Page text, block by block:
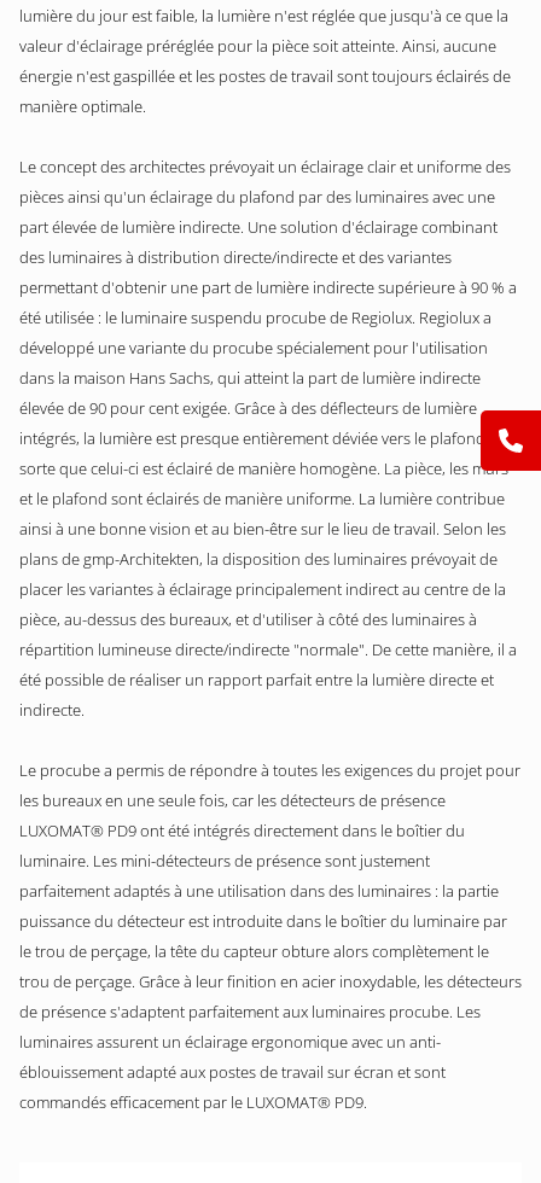
lumière du jour est faible, la lumière n'est réglée que jusqu'à ce que la
valeur d'éclairage préréglée pour la pièce soit atteinte. Ainsi, aucune
énergie n'est gaspillée et les postes de travail sont toujours éclairés de
manière optimale.
Le concept des architectes prévoyait un éclairage clair et uniforme des
pièces ainsi qu'un éclairage du plafond par des luminaires avec une
part élevée de lumière indirecte. Une solution d'éclairage combinant
des luminaires à distribution directe/indirecte et des variantes
permettant d'obtenir une part de lumière indirecte supérieure à 90 % a
été utilisée : le luminaire suspendu procube de Regiolux. Regiolux a
développé une variante du procube spécialement pour l'utilisation
dans la maison Hans Sachs, qui atteint la part de lumière indirecte
élevée de 90 pour cent exigée. Grâce à des déflecteurs de lumière
intégrés, la lumière est presque entièrement déviée vers le plafond, de
sorte que celui-ci est éclairé de manière homogène. La pièce, les murs
et le plafond sont éclairés de manière uniforme. La lumière contribue
ainsi à une bonne vision et au bien-être sur le lieu de travail. Selon les
plans de gmp-Architekten, la disposition des luminaires prévoyait de
placer les variantes à éclairage principalement indirect au centre de la
pièce, au-dessus des bureaux, et d'utiliser à côté des luminaires à
répartition lumineuse directe/indirecte "normale". De cette manière, il a
été possible de réaliser un rapport parfait entre la lumière directe et
indirecte.
Le procube a permis de répondre à toutes les exigences du projet pour
les bureaux en une seule fois, car les détecteurs de présence
LUXOMAT® PD9 ont été intégrés directement dans le boîtier du
luminaire. Les mini-détecteurs de présence sont justement
parfaitement adaptés à une utilisation dans des luminaires : la partie
puissance du détecteur est introduite dans le boîtier du luminaire par
le trou de perçage, la tête du capteur obture alors complètement le
trou de perçage. Grâce à leur finition en acier inoxydable, les détecteurs
de présence s'adaptent parfaitement aux luminaires procube. Les
luminaires assurent un éclairage ergonomique avec un anti-
éblouissement adapté aux postes de travail sur écran et sont
commandés efficacement par le LUXOMAT® PD9.